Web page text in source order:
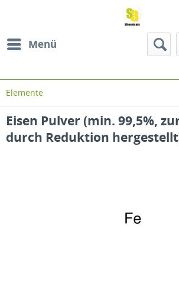
Menü
Elemente
Eisen Pulver (min. 99,5%,
durch Reduktion